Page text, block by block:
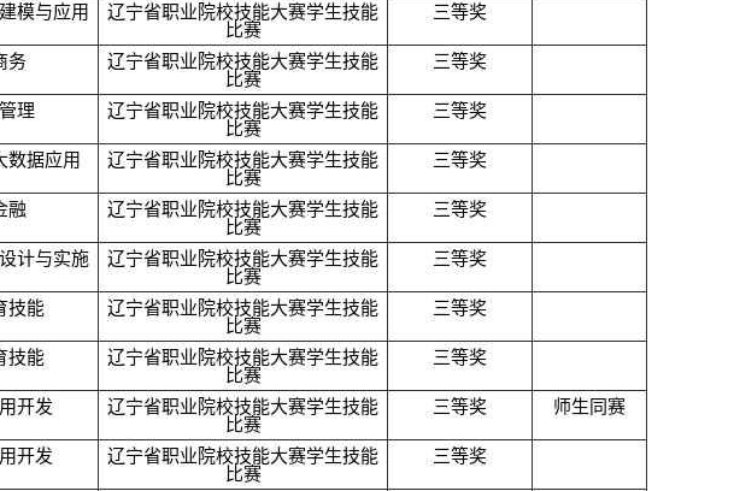
模与应用
辽宁省职业院校技能大赛学生技能
比赛
三等奖
务
辽宁省职业院校技能大赛学生技能
比赛
三等奖
理
辽宁省职业院校技能大赛学生技能
比赛
三等奖
数据应用
辽宁省职业院校技能大赛学生技能
比赛
三等奖
融
辽宁省职业院校技能大赛学生技能
比赛
三等奖
计与实施
辽宁省职业院校技能大赛学生技能
比赛
三等奖
技能
辽宁省职业院校技能大赛学生技能
比赛
三等奖
技能
辽宁省职业院校技能大赛学生技能
比赛
三等奖
开发
辽宁省职业院校技能大赛学生技能
比赛
三等奖 师生同赛
开发
辽宁省职业院校技能大赛学生技能
比赛
三等奖